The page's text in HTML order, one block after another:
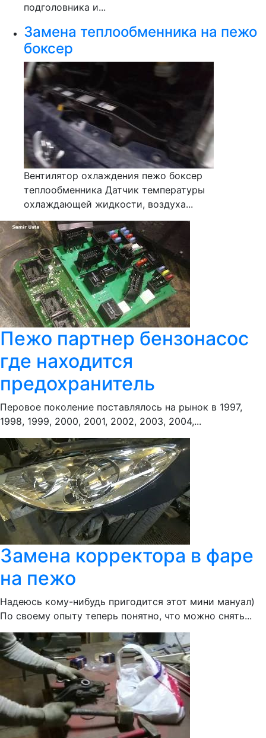
подголовника и...
Замена теплообменника на пежо
боксер
Вентилятор охлаждения пежо боксер
теплообменника Датчик температуры
охлаждающей жидкости, воздуха...
Пежо партнер бензонасос
где находится
предохранитель
Перовое поколение поставлялось на рынок в 1997,
1998, 1999, 2000, 2001, 2002, 2003, 2004,...
Замена корректора в фаре
на пежо
Надеюсь кому-нибудь пригодится этот мини мануал)
По своему опыту теперь понятно, что можно снять...